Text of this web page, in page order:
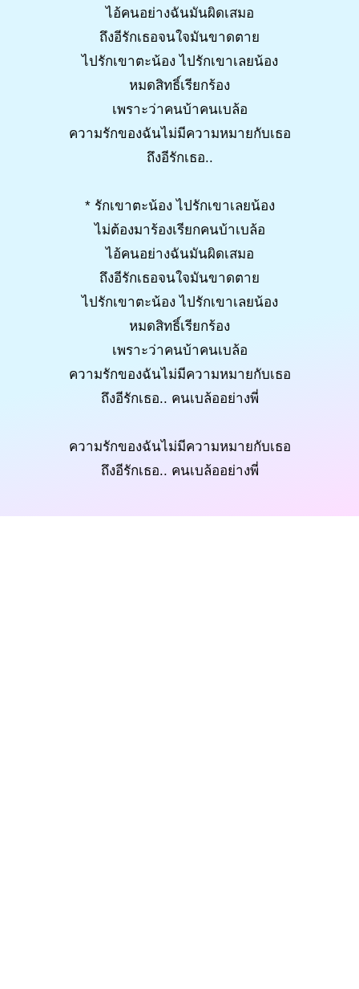
ไอ้คนอย่างฉันมันผิดเสมอ
ถึงอีรักเธอจนใจมันขาดตาย
ไปรักเขาตะน้อง ไปรักเขาเลยน้อง
หมดสิทธิ์เรียกร้อง
เพราะว่าคนบ้าคนเบล้อ
ความรักของฉันไม่มีความหมายกับเธอ
ถึงอีรักเธอ..
* รักเขาตะน้อง ไปรักเขาเลยน้อง
ไม่ต้องมาร้องเรียกคนบ้าเบล้อ
ไอ้คนอย่างฉันมันผิดเสมอ
ถึงอีรักเธอจนใจมันขาดตาย
ไปรักเขาตะน้อง ไปรักเขาเลยน้อง
หมดสิทธิ์เรียกร้อง
เพราะว่าคนบ้าคนเบล้อ
ความรักของฉันไม่มีความหมายกับเธอ
ถึงอีรักเธอ.. คนเบล้ออย่างพี่
ความรักของฉันไม่มีความหมายกับเธอ
ถึงอีรักเธอ.. คนเบล้ออย่างพี่